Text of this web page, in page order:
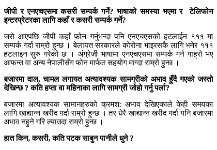
जीपी र एनएचएसमा कसरी सम्पर्क गर्ने? भाषाको समस्या भएमा र टेलिफोन
इन्टरप्रेटरका लागि कहाँ र कसरी सम्पर्क गर्ने?
जरो आएपछि जीपी कहाँ फोन गर्नुभन्दा पनि एनएचएसको हटलाईन १११ मा
सम्पर्क गर्दा राम्रो हुन्छ । बेलायत सरकारले कोरोना भाइरसकै लागि भनेर १११
हटलाइन सुरु गरेको छ । अंग्रेजी भाषामा एनएचएसमा सम्पर्क गर्न गाह्रो भए
आफन्त वा अन्य नेपालीसँग फोन मार्फत सहयोग माग्दा राम्रो हुन्छ ।
बजारमा दाल,चामल लगायत अत्यावश्यक सामग्रीको अभाव हुँदै गएको जस्तो
देखिन्छ?कति हप्ता वा महिनाका लागि सामग्री जोहो गर्नु पर्ला?
बजारमा अत्यावश्यक सामानहरुको क्रमश: अभाव देखिएकाले केही समयका
लागि खाद्यान्न खरीद गर्दा राम्रो हुन्छ । तर धेरै खाद्यान्न खरीद गर्दा पनि बजारमा
अभाव नहुने गरि ल्याउदा राम्रो हुन्छ ।
हात किन,कसरी,कति पटक साबुन पानीले धुने ?